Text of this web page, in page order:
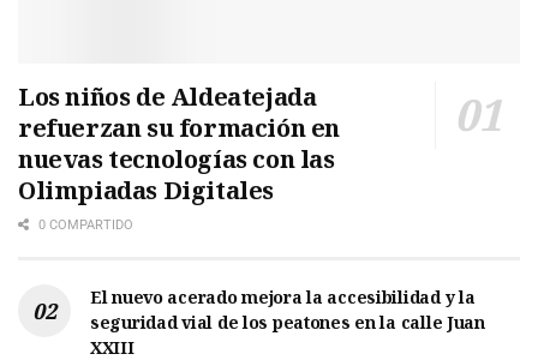
Los niños de Aldeatejada
refuerzan su formación en
nuevas tecnologías con las
Olimpiadas Digitales
0 COMPARTIDO
El nuevo acerado mejora la accesibilidad y la
seguridad vial de los peatones en la calle Juan
XXIII